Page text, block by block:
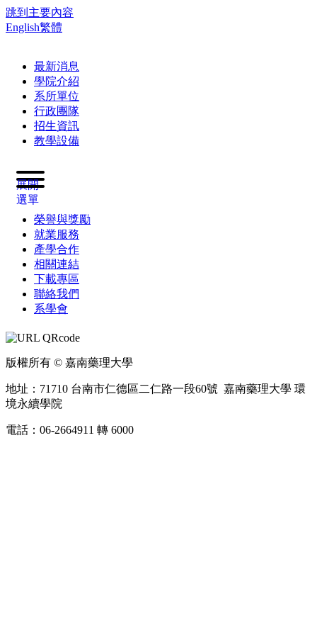
跳到主要內容
English繁體
最新消息
學院介紹
系所單位
行政團隊
招生資訊
教學設備
展開
選單
榮譽與獎勵
就業服務
產學合作
相關連結
下載專區
聯絡我們
系學會
版權所有 © 嘉南藥理大學
地址：71710 台南市仁德區二仁路一段60號 嘉南藥理大學 環
境永續學院
電話：06-2664911 轉 6000